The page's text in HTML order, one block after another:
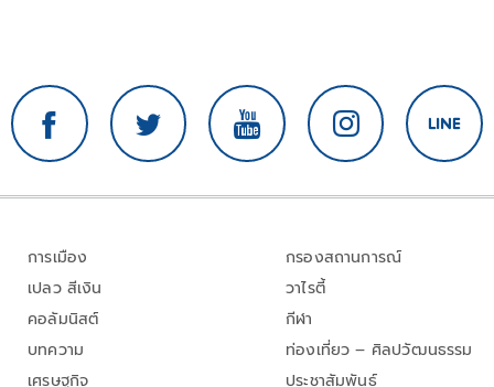
การเมือง
เปลว สีเงิน
คอลัมนิสต์
บทความ
เศรษฐกิจ
กรองสถานการณ์
วาไรตี้
กีฬา
ท่องเที่ยว – ศิลปวัฒนธรรม
ประชาสัมพันธ์